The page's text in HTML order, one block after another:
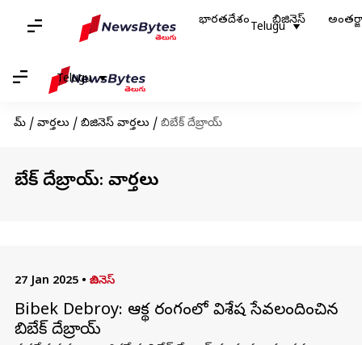
భారతదేశం బిజినెస్
Telugu
Telugu
హోమ్ / వార్తలు / బిజినెస్ వార్తలు / బిబేక్ దేబ్రాయ్‌
బిబేక్ దేబ్రాయ్‌: వార్తలు
27 Jan 2025 • బిజినెస్
Bibek Debroy: ఆర్థిక రంగంలో విశేష సేవలందించిన
బిబేక్ దేబ్రాయ్‌